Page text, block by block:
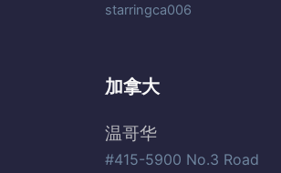
starringca006
加拿大
温哥华
#415-5900 No.3 Road